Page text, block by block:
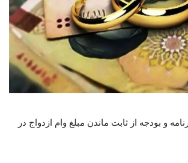
و بودجه از ثابت ماندن مبلغ وام ازدواج در